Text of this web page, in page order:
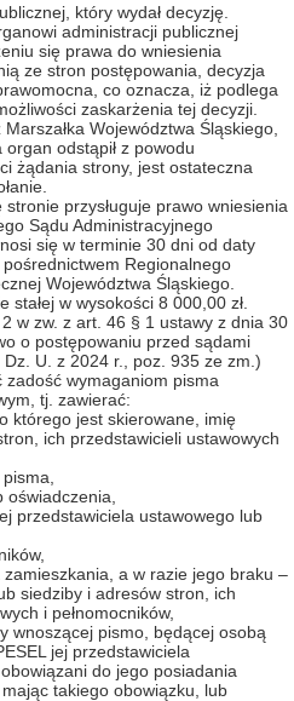
który wydał decyzję.
administracji publicznej
się prawa do wniesienia
ze stron postępowania, decyzja
co oznacza, iż podlega
zaskarżenia tej decyzji.
Województwa Śląskiego,
odstąpił z powodu
żądania strony, jest ostateczna
przysługuje prawo wniesienia
Sądu Administracyjnego
się w terminie 30 dni od daty
Regionalnego
Województwa Śląskiego.
stałej w wysokości 8 000,00 zł.
w zw. z art. 46 § 1 ustawy z dnia 30
o postępowaniu przed sądami
U. z 2024 r., poz. 935 ze zm.)
wymaganiom pisma
tj. zawierać:
którego jest skierowane, imię
ich przedstawicieli ustawowych
przedstawiciela ustawowego lub
a w razie jego braku –
siedziby i adresów stron, ich
i pełnomocników,
wnoszącej pismo, będącej osobą
jej przedstawiciela
do jego posiadania
takiego obowiązku, lub